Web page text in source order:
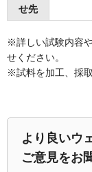
せ先
※詳しい試験内容
せください。
※試料を加工、採
より良いウ
ご意見をお